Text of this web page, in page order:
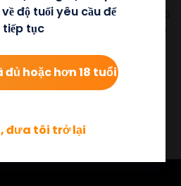
cung cấp các trò chơiLive Casino
danh mục nhiều sản phẩm, có
độ tuổi yêu cầu để
tiếp tục
hoặc hơn 18 tuổi
đưa tôi trở lại